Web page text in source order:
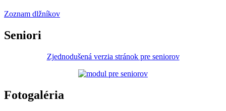
Zoznam dlžníkov
Seniori
Zjednodušená verzia stránok pre seniorov
Fotogaléria